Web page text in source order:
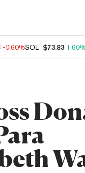
-0.60%SOL $73.83